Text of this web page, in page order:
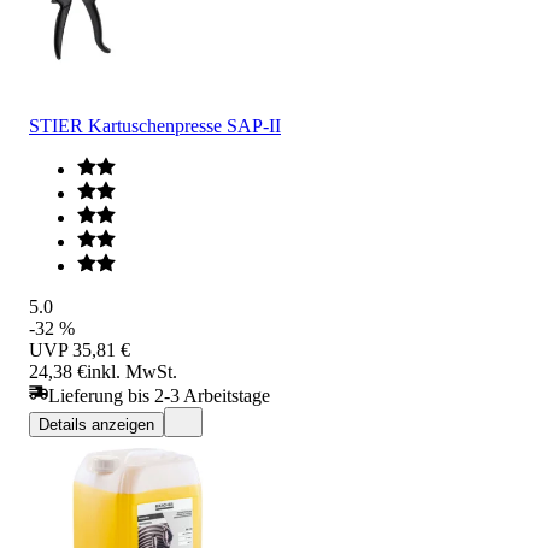
STIER Kartuschenpresse SAP-II
5.0
-32 %
UVP 35,81 €
24,38 €inkl. MwSt.
Lieferung bis 2-3 Arbeitstage
Details anzeigen